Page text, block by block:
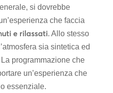
si dovrebbe
che faccia
e rilassati. Allo stesso
sia sintetica ed
programmazione che
un’esperienza che
essenziale.